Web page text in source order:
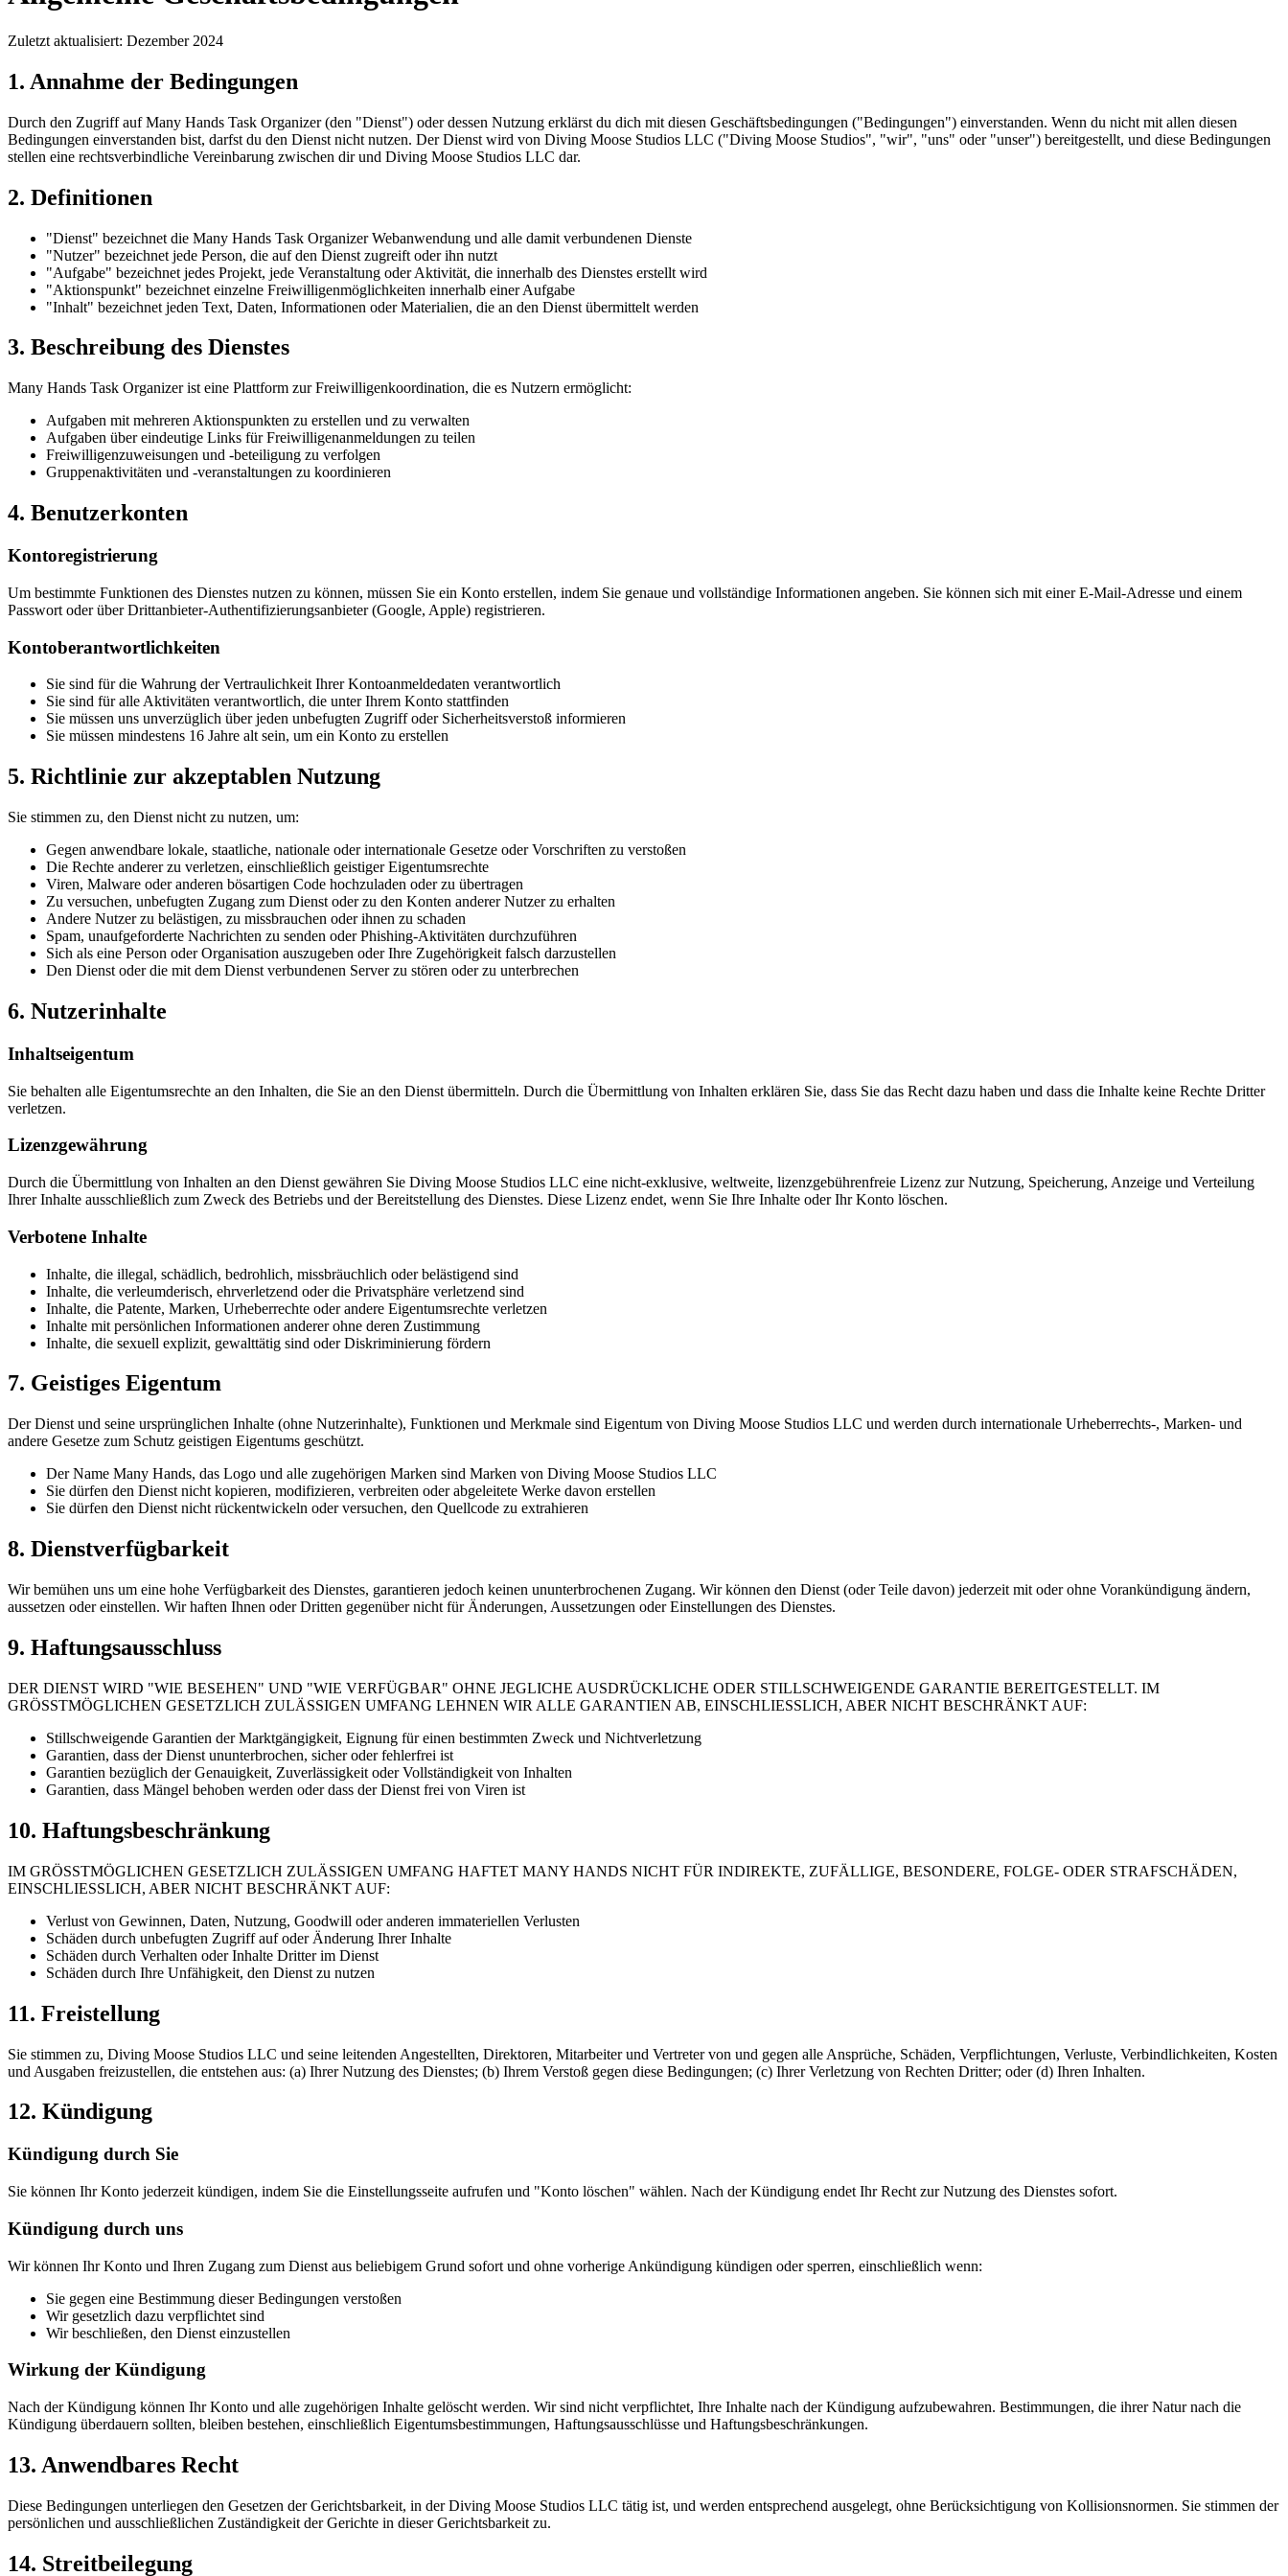
Zuletzt aktualisiert: Dezember 2024
1. Annahme der Bedingungen
Durch den Zugriff auf Many Hands Task Organizer (den "Dienst") oder dessen Nutzung erklärst du dich mit diesen Geschäftsbedingungen ("Bedingungen") einverstanden. Wenn du nicht mit allen diesen
Bedingungen einverstanden bist, darfst du den Dienst nicht nutzen. Der Dienst wird von Diving Moose Studios LLC ("Diving Moose Studios", "wir", "uns" oder "unser") bereitgestellt, und diese Bedingungen
stellen eine rechtsverbindliche Vereinbarung zwischen dir und Diving Moose Studios LLC dar.
2. Definitionen
"Dienst" bezeichnet die Many Hands Task Organizer Webanwendung und alle damit verbundenen Dienste
"Nutzer" bezeichnet jede Person, die auf den Dienst zugreift oder ihn nutzt
"Aufgabe" bezeichnet jedes Projekt, jede Veranstaltung oder Aktivität, die innerhalb des Dienstes erstellt wird
"Aktionspunkt" bezeichnet einzelne Freiwilligenmöglichkeiten innerhalb einer Aufgabe
"Inhalt" bezeichnet jeden Text, Daten, Informationen oder Materialien, die an den Dienst übermittelt werden
3. Beschreibung des Dienstes
Many Hands Task Organizer ist eine Plattform zur Freiwilligenkoordination, die es Nutzern ermöglicht:
Aufgaben mit mehreren Aktionspunkten zu erstellen und zu verwalten
Aufgaben über eindeutige Links für Freiwilligenanmeldungen zu teilen
Freiwilligenzuweisungen und -beteiligung zu verfolgen
Gruppenaktivitäten und -veranstaltungen zu koordinieren
4. Benutzerkonten
Kontoregistrierung
Um bestimmte Funktionen des Dienstes nutzen zu können, müssen Sie ein Konto erstellen, indem Sie genaue und vollständige Informationen angeben. Sie können sich mit einer E-Mail-Adresse und einem
Passwort oder über Drittanbieter-Authentifizierungsanbieter (Google, Apple) registrieren.
Kontoberantwortlichkeiten
Sie sind für die Wahrung der Vertraulichkeit Ihrer Kontoanmeldedaten verantwortlich
Sie sind für alle Aktivitäten verantwortlich, die unter Ihrem Konto stattfinden
Sie müssen uns unverzüglich über jeden unbefugten Zugriff oder Sicherheitsverstoß informieren
Sie müssen mindestens 16 Jahre alt sein, um ein Konto zu erstellen
5. Richtlinie zur akzeptablen Nutzung
Sie stimmen zu, den Dienst nicht zu nutzen, um:
Gegen anwendbare lokale, staatliche, nationale oder internationale Gesetze oder Vorschriften zu verstoßen
Die Rechte anderer zu verletzen, einschließlich geistiger Eigentumsrechte
Viren, Malware oder anderen bösartigen Code hochzuladen oder zu übertragen
Zu versuchen, unbefugten Zugang zum Dienst oder zu den Konten anderer Nutzer zu erhalten
Andere Nutzer zu belästigen, zu missbrauchen oder ihnen zu schaden
Spam, unaufgeforderte Nachrichten zu senden oder Phishing-Aktivitäten durchzuführen
Sich als eine Person oder Organisation auszugeben oder Ihre Zugehörigkeit falsch darzustellen
Den Dienst oder die mit dem Dienst verbundenen Server zu stören oder zu unterbrechen
6. Nutzerinhalte
Inhaltseigentum
Sie behalten alle Eigentumsrechte an den Inhalten, die Sie an den Dienst übermitteln. Durch die Übermittlung von Inhalten erklären Sie, dass Sie das Recht dazu haben und dass die Inhalte keine Rechte Dritter
verletzen.
Lizenzgewährung
Durch die Übermittlung von Inhalten an den Dienst gewähren Sie Diving Moose Studios LLC eine nicht-exklusive, weltweite, lizenzgebührenfreie Lizenz zur Nutzung, Speicherung, Anzeige und Verteilung
Ihrer Inhalte ausschließlich zum Zweck des Betriebs und der Bereitstellung des Dienstes. Diese Lizenz endet, wenn Sie Ihre Inhalte oder Ihr Konto löschen.
Verbotene Inhalte
Inhalte, die illegal, schädlich, bedrohlich, missbräuchlich oder belästigend sind
Inhalte, die verleumderisch, ehrverletzend oder die Privatsphäre verletzend sind
Inhalte, die Patente, Marken, Urheberrechte oder andere Eigentumsrechte verletzen
Inhalte mit persönlichen Informationen anderer ohne deren Zustimmung
Inhalte, die sexuell explizit, gewalttätig sind oder Diskriminierung fördern
7. Geistiges Eigentum
Der Dienst und seine ursprünglichen Inhalte (ohne Nutzerinhalte), Funktionen und Merkmale sind Eigentum von Diving Moose Studios LLC und werden durch internationale Urheberrechts-, Marken- und
andere Gesetze zum Schutz geistigen Eigentums geschützt.
Der Name Many Hands, das Logo und alle zugehörigen Marken sind Marken von Diving Moose Studios LLC
Sie dürfen den Dienst nicht kopieren, modifizieren, verbreiten oder abgeleitete Werke davon erstellen
Sie dürfen den Dienst nicht rückentwickeln oder versuchen, den Quellcode zu extrahieren
8. Dienstverfügbarkeit
Wir bemühen uns um eine hohe Verfügbarkeit des Dienstes, garantieren jedoch keinen ununterbrochenen Zugang. Wir können den Dienst (oder Teile davon) jederzeit mit oder ohne Vorankündigung ändern,
aussetzen oder einstellen. Wir haften Ihnen oder Dritten gegenüber nicht für Änderungen, Aussetzungen oder Einstellungen des Dienstes.
9. Haftungsausschluss
DER DIENST WIRD "WIE BESEHEN" UND "WIE VERFÜGBAR" OHNE JEGLICHE AUSDRÜCKLICHE ODER STILLSCHWEIGENDE GARANTIE BEREITGESTELLT. IM
GRÖSSTMÖGLICHEN GESETZLICH ZULÄSSIGEN UMFANG LEHNEN WIR ALLE GARANTIEN AB, EINSCHLIESSLICH, ABER NICHT BESCHRÄNKT AUF:
Stillschweigende Garantien der Marktgängigkeit, Eignung für einen bestimmten Zweck und Nichtverletzung
Garantien, dass der Dienst ununterbrochen, sicher oder fehlerfrei ist
Garantien bezüglich der Genauigkeit, Zuverlässigkeit oder Vollständigkeit von Inhalten
Garantien, dass Mängel behoben werden oder dass der Dienst frei von Viren ist
10. Haftungsbeschränkung
IM GRÖSSTMÖGLICHEN GESETZLICH ZULÄSSIGEN UMFANG HAFTET MANY HANDS NICHT FÜR INDIREKTE, ZUFÄLLIGE, BESONDERE, FOLGE- ODER STRAFSCHÄDEN,
EINSCHLIESSLICH, ABER NICHT BESCHRÄNKT AUF:
Verlust von Gewinnen, Daten, Nutzung, Goodwill oder anderen immateriellen Verlusten
Schäden durch unbefugten Zugriff auf oder Änderung Ihrer Inhalte
Schäden durch Verhalten oder Inhalte Dritter im Dienst
Schäden durch Ihre Unfähigkeit, den Dienst zu nutzen
11. Freistellung
Sie stimmen zu, Diving Moose Studios LLC und seine leitenden Angestellten, Direktoren, Mitarbeiter und Vertreter von und gegen alle Ansprüche, Schäden, Verpflichtungen, Verluste, Verbindlichkeiten, Kosten
und Ausgaben freizustellen, die entstehen aus: (a) Ihrer Nutzung des Dienstes; (b) Ihrem Verstoß gegen diese Bedingungen; (c) Ihrer Verletzung von Rechten Dritter; oder (d) Ihren Inhalten.
12. Kündigung
Kündigung durch Sie
Sie können Ihr Konto jederzeit kündigen, indem Sie die Einstellungsseite aufrufen und "Konto löschen" wählen. Nach der Kündigung endet Ihr Recht zur Nutzung des Dienstes sofort.
Kündigung durch uns
Wir können Ihr Konto und Ihren Zugang zum Dienst aus beliebigem Grund sofort und ohne vorherige Ankündigung kündigen oder sperren, einschließlich wenn:
Sie gegen eine Bestimmung dieser Bedingungen verstoßen
Wir gesetzlich dazu verpflichtet sind
Wir beschließen, den Dienst einzustellen
Wirkung der Kündigung
Nach der Kündigung können Ihr Konto und alle zugehörigen Inhalte gelöscht werden. Wir sind nicht verpflichtet, Ihre Inhalte nach der Kündigung aufzubewahren. Bestimmungen, die ihrer Natur nach die
Kündigung überdauern sollten, bleiben bestehen, einschließlich Eigentumsbestimmungen, Haftungsausschlüsse und Haftungsbeschränkungen.
13. Anwendbares Recht
Diese Bedingungen unterliegen den Gesetzen der Gerichtsbarkeit, in der Diving Moose Studios LLC tätig ist, und werden entsprechend ausgelegt, ohne Berücksichtigung von Kollisionsnormen. Sie stimmen der
persönlichen und ausschließlichen Zuständigkeit der Gerichte in dieser Gerichtsbarkeit zu.
14. Streitbeilegung